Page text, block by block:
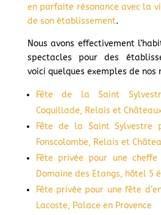
en parfaite résonance avec la
de son établissement.
Nous avons effectivement
spectacles pour des
voici quelques exemples de nos
Fête de la Saint
Coquillade, Relais et
Fête de la Saint Sylvestre
Fonscolombe, Relais et
Fête privée pour une
Domaine des Etangs, hôtel 5
Fête privée pour une fête
Lacoste, Palace en Provence